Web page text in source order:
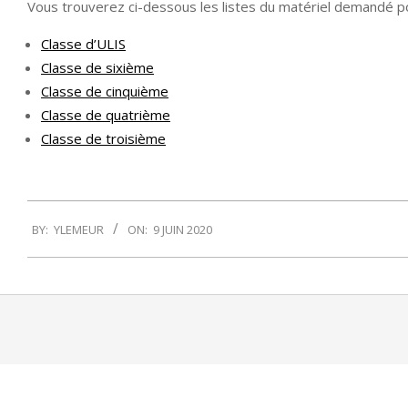
Vous trouverez ci-dessous les listes du matériel demandé
Classe d’ULIS
Classe de sixième
Classe de cinquième
Classe de quatrième
Classe de troisième
06-
09
BY: YLEMEUR ON: 9 JUIN 2020